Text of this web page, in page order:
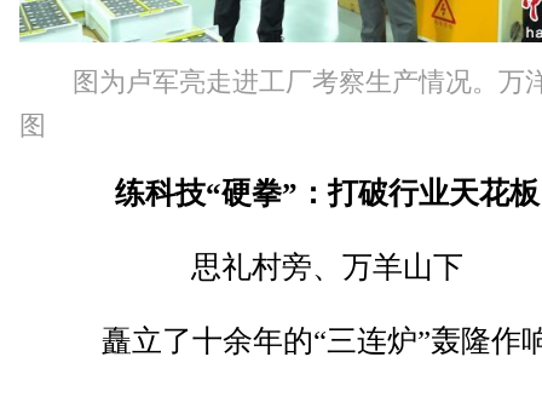
图为卢军亮走进工厂考察生产情况。万
图
练科技“硬拳”：打破行业天花板
思礼村旁、万羊山下
矗立了十余年的“三连炉”轰隆作